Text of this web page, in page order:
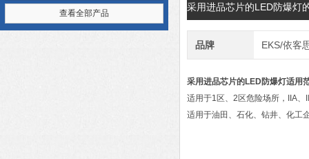
查看全部产品
采用进品芯片的LED防爆灯
品牌 EKS/依客
采用进品芯片的LED防爆灯适用
适用于1区、2区危险场所，IIA、
适用于油田、石化、钻井、化工